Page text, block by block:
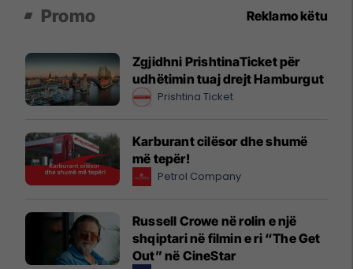
Promo Reklamo këtu
Zgjidhni PrishtinaTicket për
udhëtimin tuaj drejt Hamburgut
Prishtina Ticket
Karburant cilësor dhe shumë
më tepër!
Petrol Company
Russell Crowe në rolin e një
shqiptari në filmin e ri “The Get
Out” në CineStar